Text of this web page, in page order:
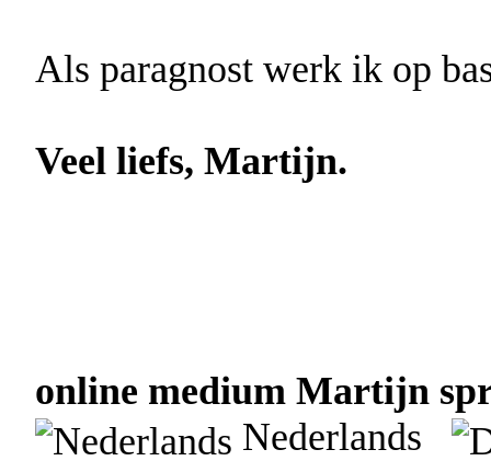
Als paragnost werk ik op
Veel liefs, Martijn.
online medium Martijn
Nederlands